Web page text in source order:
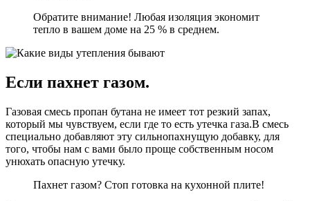
Обратите внимание! Любая изоляция экономит
тепло в вашем доме на 25 % в среднем.
Если пахнет газом.
Газовая смесь пропан бутана не имеет тот резкий запах,
который мы чувствуем, если где то есть утечка газа.В смесь
специально добавляют эту сильнопахнущую добавку, для
того, чтобы нам с вами было проще собственным носом
унюхать опасную утечку.
Пахнет газом? Стоп готовка на кухонной плите!